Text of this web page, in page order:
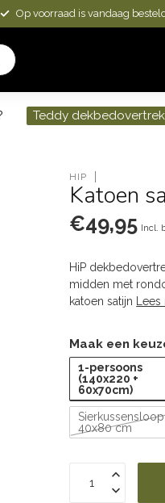
Op voorraad is vandaag
Teddy
HIP
Katoen
€49,95 Incl.
HiP
midden met
katoen satijn
Maak een
1-persoons
(140x220 +
60x70cm)
Sierkussensloop
40x80 cm